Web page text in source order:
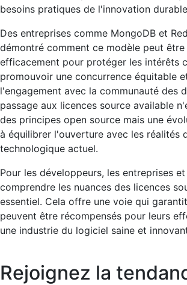
besoins pratiques de l'innovation
Des entreprises comme MongoDB et
démontré comment ce modèle peut
efficacement pour protéger les intérêts
promouvoir une concurrence équitable
l'engagement avec la communauté des
passage aux licences source available
des principes open source mais une
à équilibrer l'ouverture avec les réalités
technologique actuel.
Pour les développeurs, les entreprises
comprendre les nuances des licences
essentiel. Cela offre une voie qui
peuvent être récompensés pour leurs
une industrie du logiciel saine et
Rejoignez la